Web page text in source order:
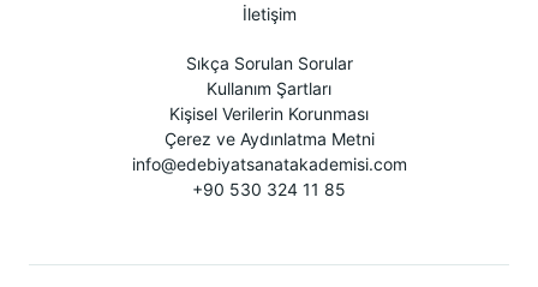
İletişim
Sıkça Sorulan Sorular
Kullanım Şartları
Kişisel Verilerin Korunması
Çerez ve Aydınlatma Metni
info@edebiyatsanatakademisi.com
+90 530 324 11 85